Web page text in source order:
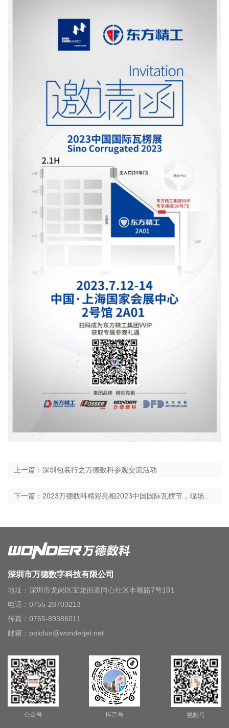
上一篇：深圳包装行之万德数科参观交流活动
深圳市万德数字科技有限公司
地址：深圳市龙岗区宝龙街道同心社区丰顺路7号101
电话：0755-28703213
传真：0755-89386011
邮箱：pololuo@wonderjet.net
公众号 抖音号 视频号